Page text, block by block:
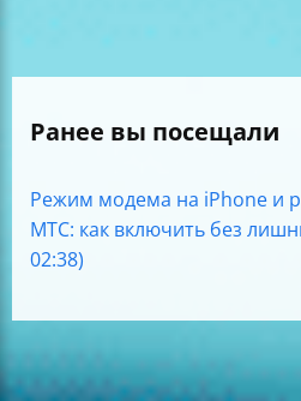
Ранее вы посещали
Режим модема на iPhone и
МТС: как включить без
02:38)